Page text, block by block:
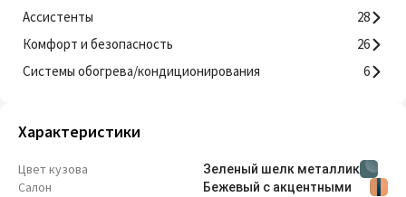
Ассистенты
28
Комфорт и безопасность
26
Системы обогрева/кондиционирования
6
Характеристики
Цвет кузова Зеленый шелк металлик
Салон
Бежевый с акцентными